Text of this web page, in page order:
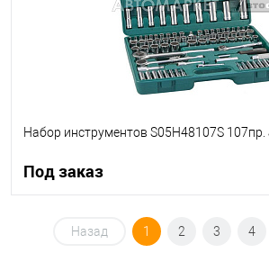
Набор инструментов S05H48107S
Под заказ
Под заказ
Назад 1 2 3 4